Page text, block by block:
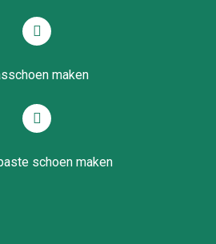
maken
schoen maken